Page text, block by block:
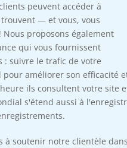
peuvent accéder à
— et vous, vous
proposons également
qui vous fournissent
: suivre le trafic de votre
pour améliorer son efficacité
ils consultent votre site
s'étend aussi à
à soutenir notre clientèle